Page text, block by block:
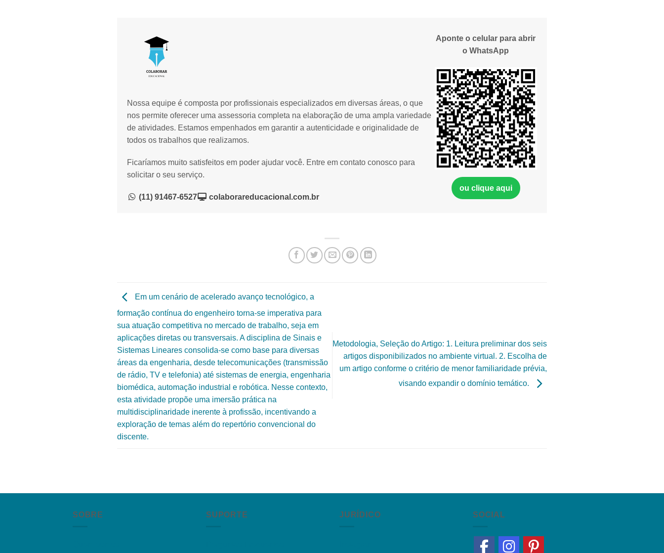
Nossa equipe é composta por profissionais especializados em diversas áreas, o que
nos permite oferecer uma assessoria completa na elaboração de uma ampla variedade
de atividades. Estamos empenhados em garantir a autenticidade e originalidade de
todos os trabalhos que realizamos.
Ficaríamos muito satisfeitos em poder ajudar você. Entre em contato conosco para
solicitar o seu serviço.
(11) 91467-6527 colaborareducacional.com.br
Aponte o celular para abrir
o WhatsApp
ou clique aqui
Em um cenário de acelerado avanço tecnológico, a
formação contínua do engenheiro torna-se imperativa para
sua atuação competitiva no mercado de trabalho, seja em
aplicações diretas ou transversais. A disciplina de Sinais e
Sistemas Lineares consolida-se como base para diversas
áreas da engenharia, desde telecomunicações (transmissão
de rádio, TV e telefonia) até sistemas de energia, engenharia
biomédica, automação industrial e robótica. Nesse contexto,
esta atividade propõe uma imersão prática na
multidisciplinaridade inerente à profissão, incentivando a
exploração de temas além do repertório convencional do
discente.
Metodologia, Seleção do Artigo: 1. Leitura preliminar dos seis
artigos disponibilizados no ambiente virtual. 2. Escolha de
um artigo conforme o critério de menor familiaridade prévia,
visando expandir o domínio temático.
SOBRE SUPORTE JURÍDICO SOCIAL